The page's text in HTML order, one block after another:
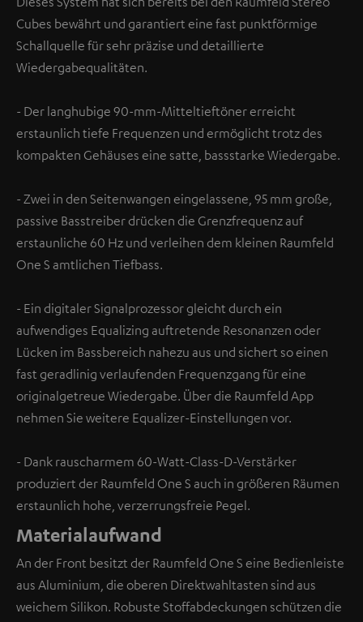
Cubes bewährt und garantiert eine fast punktförmige
Schallquelle für sehr präzise und detaillierte
Wiedergabequalitäten.
- Der langhubige 90-mm-Mitteltieftöner erreicht
erstaunlich tiefe Frequenzen und ermöglicht trotz des
kompakten Gehäuses eine satte, bassstarke Wiedergabe.
- Zwei in den Seitenwangen eingelassene, 95 mm große,
passive Basstreiber drücken die Grenzfrequenz auf
erstaunliche 60 Hz und verleihen dem kleinen Raumfeld
One S amtlichen Tiefbass.
- Ein digitaler Signalprozessor gleicht durch ein
aufwendiges Equalizing auftretende Resonanzen oder
Lücken im Bassbereich nahezu aus und sichert so einen
fast geradlinig verlaufenden Frequenzgang für eine
originalgetreue Wiedergabe. Über die Raumfeld App
nehmen Sie weitere Equalizer-Einstellungen vor.
- Dank rauscharmem 60-Watt-Class-D-Verstärker
produziert der Raumfeld One S auch in größeren Räumen
erstaunlich hohe, verzerrungsfreie Pegel.
Materialaufwand
An der Front besitzt der Raumfeld One S eine Bedienleiste
aus Aluminium, die oberen Direktwahltasten sind aus
weichem Silikon. Robuste Stoffabdeckungen schützen die